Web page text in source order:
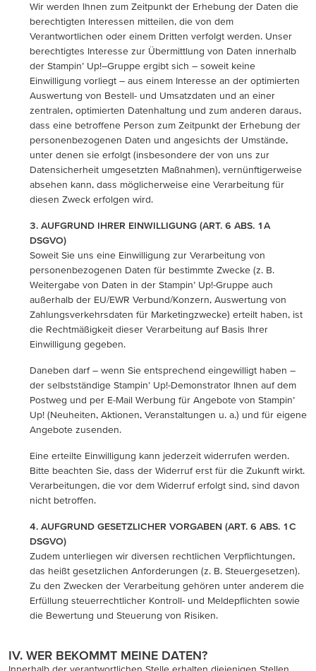
Wir werden Ihnen zum Zeitpunkt der Erhebung der Daten die
berechtigten Interessen mitteilen, die von dem
Verantwortlichen oder einem Dritten verfolgt werden. Unser
berechtigtes Interesse zur Übermittlung von Daten innerhalb
der Stampin’ Up!–Gruppe ergibt sich – soweit keine
Einwilligung vorliegt – aus einem Interesse an der optimierten
Auswertung von Bestell- und Umsatzdaten und an einer
zentralen, optimierten Datenhaltung und zum anderen daraus,
dass eine betroffene Person zum Zeitpunkt der Erhebung der
personenbezogenen Daten und angesichts der Umstände,
unter denen sie erfolgt (insbesondere der von uns zur
Datensicherheit umgesetzten Maßnahmen), vernünftigerweise
absehen kann, dass möglicherweise eine Verarbeitung für
diesen Zweck erfolgen wird.
3. AUFGRUND IHRER EINWILLIGUNG (ART. 6 ABS. 1A
DSGVO)
Soweit Sie uns eine Einwilligung zur Verarbeitung von
personenbezogenen Daten für bestimmte Zwecke (z. B.
Weitergabe von Daten in der Stampin’ Up!-Gruppe auch
außerhalb der EU/EWR Verbund/Konzern, Auswertung von
Zahlungsverkehrsdaten für Marketingzwecke) erteilt haben, ist
die Rechtmäßigkeit dieser Verarbeitung auf Basis Ihrer
Einwilligung gegeben.
Daneben darf – wenn Sie entsprechend eingewilligt haben –
der selbstständige Stampin’ Up!-Demonstrator Ihnen auf dem
Postweg und per E-Mail Werbung für Angebote von Stampin’
Up! (Neuheiten, Aktionen, Veranstaltungen u. a.) und für eigene
Angebote zusenden.
Eine erteilte Einwilligung kann jederzeit widerrufen werden.
Bitte beachten Sie, dass der Widerruf erst für die Zukunft wirkt.
Verarbeitungen, die vor dem Widerruf erfolgt sind, sind davon
nicht betroffen.
4. AUFGRUND GESETZLICHER VORGABEN (ART. 6 ABS. 1C
DSGVO)
Zudem unterliegen wir diversen rechtlichen Verpflichtungen,
das heißt gesetzlichen Anforderungen (z. B. Steuergesetzen).
Zu den Zwecken der Verarbeitung gehören unter anderem die
Erfüllung steuerrechtlicher Kontroll- und Meldepflichten sowie
die Bewertung und Steuerung von Risiken.
IV. WER BEKOMMT MEINE DATEN?